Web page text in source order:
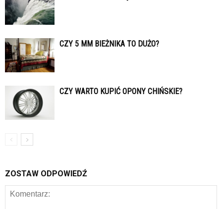
CZY 5 MM BIEŻNIKA TO DUŻO?
CZY WARTO KUPIĆ OPONY CHIŃSKIE?
ZOSTAW ODPOWIEDŹ